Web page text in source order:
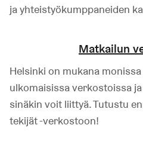
ja yhteistyökumppaneiden
Matkailun
Helsinki on mukana
ulkomaisissa verkostoissa
sinäkin voit liittyä. Tutustu
tekijät -verkostoon!